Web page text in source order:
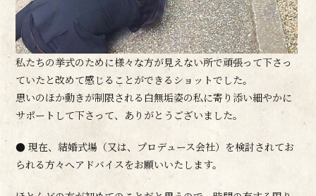
私たちの挙式のために様々な方が見えない所で頑張って下さっ
ていたと改めて感じることができるショットでした。
思いのほか動きが制限される白無垢姿の私に寄り添い細やかに
サポートして下さって、ありがとうございました。
● 現在、結婚式場（又は、プロデュース会社）を検討されてお
られる方々へアドバイスをお願いいたします。